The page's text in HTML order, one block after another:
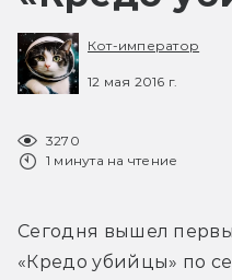
Кот-император
12 мая 2016 г.
3270
1 минута на чтение
Сегодня вышел
«Кредо убийцы» по